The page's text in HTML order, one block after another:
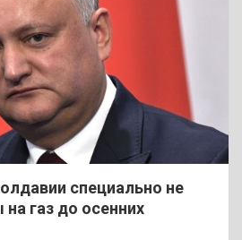
специально не
газ до осенних